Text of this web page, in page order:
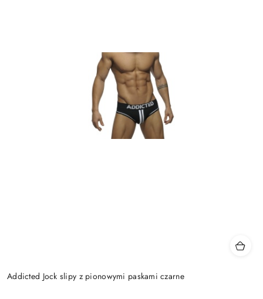
Addicted Jock slipy z pionowymi paskami czarne